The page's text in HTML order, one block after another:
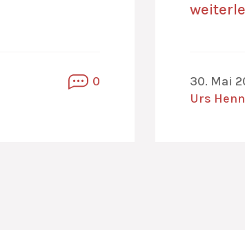
0
30. Mai
Urs